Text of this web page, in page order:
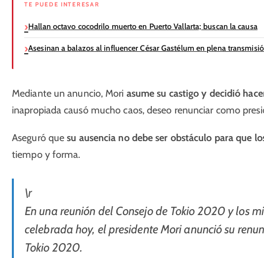
TE PUEDE INTERESAR
Hallan octavo cocodrilo muerto en Puerto Vallarta; buscan la causa
Asesinan a balazos al influencer César Gastélum en plena
Mediante un anuncio, Mori asume su castigo y decidió
inapropiada causó mucho caos, deseo renunciar como
Aseguró quesu ausencia no debe ser obstáculo para que
tiempo y forma.
\r
En una reunión del Consejo de Tokio 2020 y los
celebrada hoy, el presidente Mori anunció su
Tokio 2020.